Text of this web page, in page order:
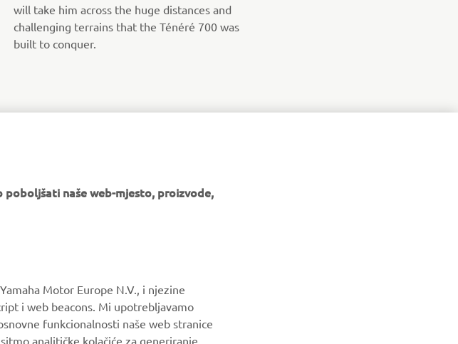
will take him across the huge distances and
challenging terrains that the Ténéré 700 was
built to conquer.
Catalogue
Budite prvi koji će saznati o najnovijim ponudama, posebnim
događajima, novim izdanjima i još mnogo toga
naše web-mjesto, proizvode,
Motor Europe N.V., i njezine
i web beacons. Mi upotrebljavamo
funkcionalnosti naše web stranice
analitičke kolačiće za generiranje